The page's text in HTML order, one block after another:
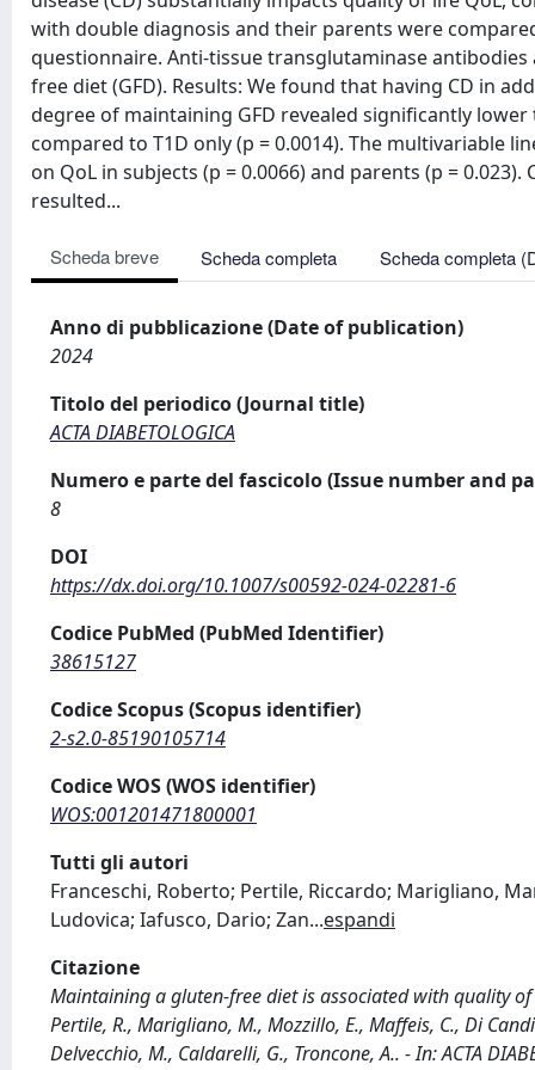
with double diagnosis and their parents were
questionnaire. Anti-tissue transglutaminase
free diet (GFD). Results: We found that having CD in
degree of maintaining GFD revealed significantly
compared to T1D only (p = 0.0014). The multivariable
on QoL in subjects (p = 0.0066) and parents (p =
resulted...
Scheda breve Scheda completa Scheda completa
Anno di pubblicazione (Date of publication)
2024
Titolo del periodico (Journal title)
ACTA DIABETOLOGICA
Numero e parte del fascicolo (Issue number and
8
DOI
https://dx.doi.org/10.1007/s00592-024-02281-6
Codice PubMed (PubMed Identifier)
38615127
Codice Scopus (Scopus identifier)
2-s2.0-85190105714
Codice WOS (WOS identifier)
WOS:001201471800001
Tutti gli autori
Franceschi, Roberto; Pertile, Riccardo; Marigliano,
Ludovica; Iafusco, Dario; Zan...espandi
Citazione
Maintaining a gluten-free diet is associated with quality
Pertile, R., Marigliano, M., Mozzillo, E., Maffeis, C., Di
Delvecchio, M., Caldarelli, G., Troncone, A.. - In: ACTA